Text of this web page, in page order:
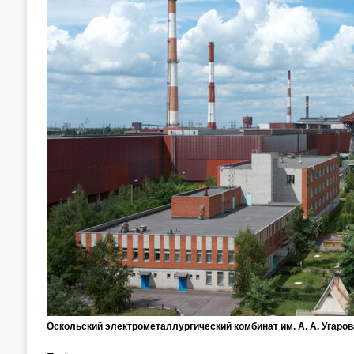
Оскольский электрометаллургический комбинат им. А. А.